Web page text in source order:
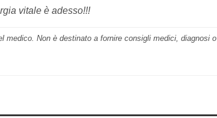
vitale è adesso!!!
Non è destinato a fornire consigli medici, diagnosi o